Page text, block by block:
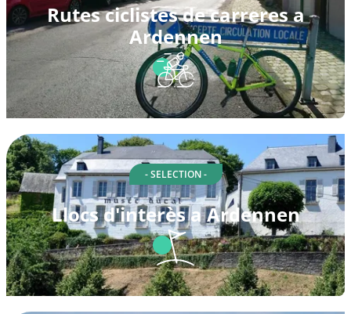
Rutes ciclistes de carreres a
Ardennen
- SELECTION -
Llocs d'interès a Ardennen